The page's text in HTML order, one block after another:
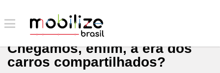
Chegamos, enfim, à era dos
carros compartilhados?